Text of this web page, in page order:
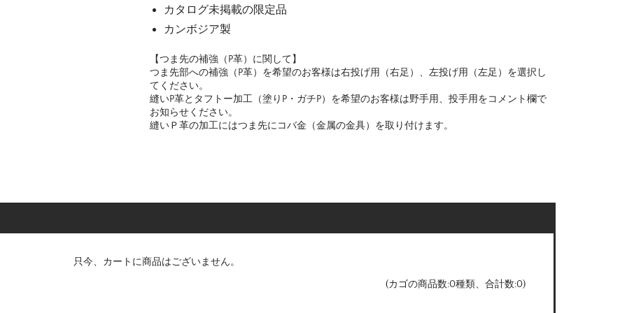
カタログ未掲載の限定品
カンボジア製
【つま先の補強（P革）に関して】
つま先部への補強（P革）を希望のお客様は右投げ用（右足）、左投げ用（左足）を選択し
てください。
縫いP革とタフトー加工（塗りP・ガチP）を希望のお客様は野手用、投手用をコメント欄で
お知らせください。
縫いＰ革の加工にはつま先にコバ金（金属の金具）を取り付けます。
只今、カートに商品はございません。
(カゴの商品数:0種類、合計数:0)